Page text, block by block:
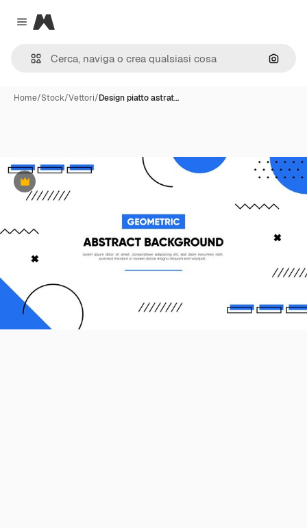
Close menu
Magnific
Cerca
Home/Stock/Vettori/Design piatto astrat…
Premium